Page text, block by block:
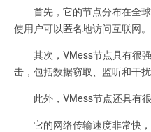
首先，它的节点分布在全球
使用户可以匿名地访问互联网。
其次，VMess节点具有很强
击，包括数据窃取、监听和干扰
此外，VMess节点还具有很
它的网络传输速度非常快，